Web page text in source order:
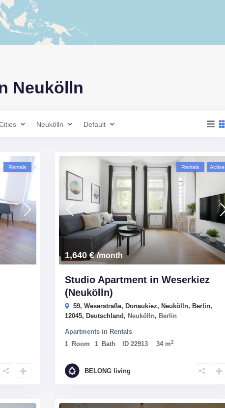
Neukölln
Neukölln Default
Rentals
1,640 €/month
Rentals Active
Studio Apartment in Weserkiez
(Neukölln)
59, Weserstraße, Donaukiez, Neukölln, Berlin,
12045, Deutschland, Neukölln, Berlin
Apartments in Rentals
1 Room 1 Bath ID 22913 34 m2
BELONG living